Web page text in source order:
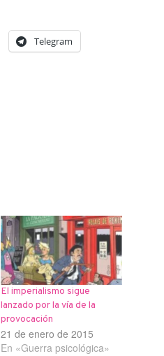
Telegram
El imperialismo sigue
lanzado por la vía de la
provocación
21 de enero de 2015
En «Guerra psicológica»